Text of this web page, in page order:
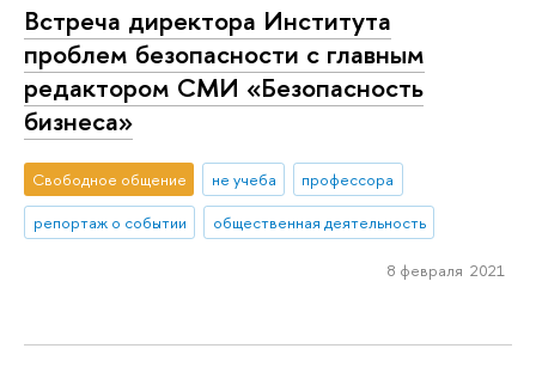
Встреча директора Института
проблем безопасности с главным
редактором СМИ «Безопасность
бизнеса»
Свободное общение не учеба
профессора
репортаж о событии
общественная деятельность
8 февраля 2021